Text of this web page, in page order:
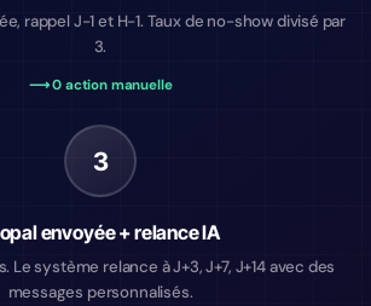
rappel J-1 et H-1. Taux de no-show divisé par
3.
⟶ 0 action manuelle
3
envoyée + relance IA
Le système relance à J+3, J+7, J+14 avec des
messages personnalisés.